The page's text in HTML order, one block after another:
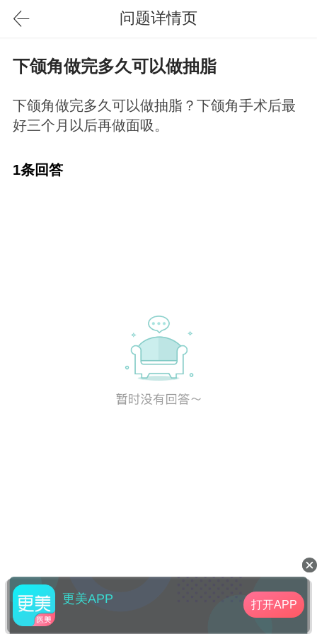
问题详情页
下颌角做完多久可以做抽脂
下颌角做完多久可以做抽脂？下颌角手术后最
好三个月以后再做面吸。
1条回答
更美APP 打开APP